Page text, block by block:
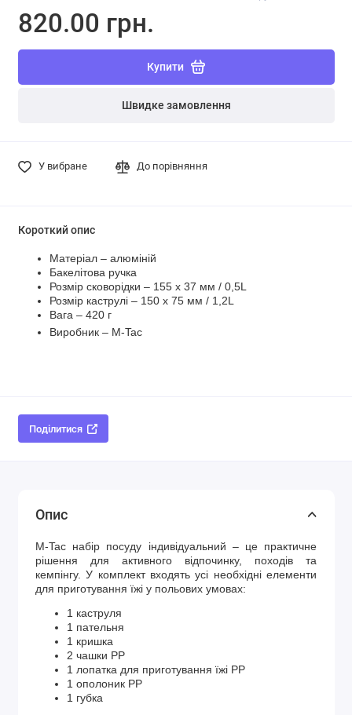
820.00 грн.
Купити
Швидке замовлення
У вибране До порівняння
Короткий опис
Матеріал – алюміній
Бакелітова ручка
Розмір сковорідки – 155 x 37 мм / 0,5L
Розмір каструлі – 150 x 75 мм / 1,2L
Вага – 420 г
Виробник – M-Tac
Поділитися
Опис
M-Tac набір посуду індивідуальний – це практичне
рішення для активного відпочинку, походів та
кемпінгу. У комплект входять усі необхідні елементи
для приготування їжі у польових умовах:
1 каструля
1 пательня
1 кришка
2 чашки PP
1 лопатка для приготування їжі PP
1 ополоник PP
1 губка